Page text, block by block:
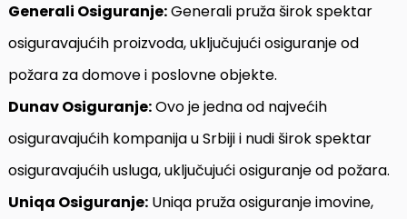
Generali Osiguranje:Generali pruža širok spektar
osiguravajućih proizvoda, uključujući osiguranje od
požara za domove i poslovne objekte.
Dunav Osiguranje:Ovo je jedna od najvećih
osiguravajućih kompanija u Srbiji i nudi širok spektar
osiguravajućih usluga, uključujući osiguranje od požara.
Uniqa Osiguranje: Uniqa pruža osiguranje imovine,